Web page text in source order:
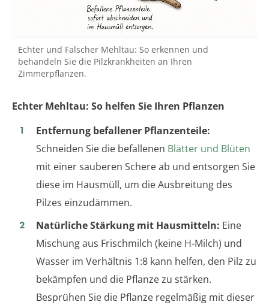
Echter und Falscher Mehltau: So erkennen und
behandeln Sie die Pilzkrankheiten an Ihren
Zimmerpflanzen.
Echter Mehltau: So helfen Sie Ihren Pflanzen
Entfernung befallener Pflanzenteile:
Schneiden Sie die befallenen Blätter und Blüten
mit einer sauberen Schere ab und entsorgen Sie
diese im Hausmüll, um die Ausbreitung des
Pilzes einzudämmen.
Natürliche Stärkung mit Hausmitteln: Eine
Mischung aus Frischmilch (keine H-Milch) und
Wasser im Verhältnis 1:8 kann helfen, den Pilz zu
bekämpfen und die Pflanze zu stärken.
Besprühen Sie die Pflanze regelmäßig mit dieser